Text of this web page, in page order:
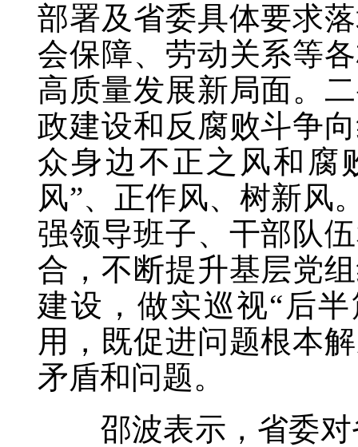
部署及省委具体要求
会保障、劳动关系等
高质量发展新局面。
政建设和反腐败斗争
众身边不正之风和腐
风”、正作风、树新风
强领导班子、干部队
合，不断提升基层党
建设，做实巡视“后
用，既促进问题根本
矛盾和问题。
邵波表示，省委对